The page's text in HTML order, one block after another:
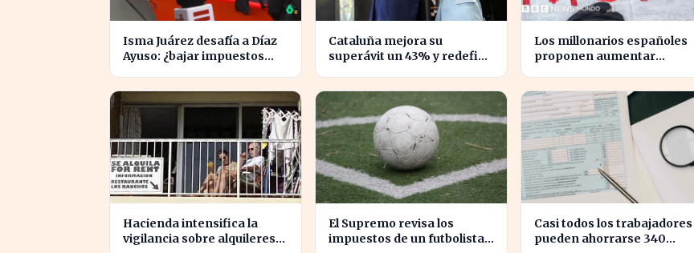
Isma Juárez desafía a Díaz
Ayuso: ¿bajar impuestos
Cataluña mejora su
superávit un 43% y redefine
Los millonarios españoles
proponen aumentar
Hacienda intensifica la
vigilancia sobre alquileres
El Supremo revisa los
impuestos de un futbolista
Casi todos los trabajadores
pueden ahorrarse 340